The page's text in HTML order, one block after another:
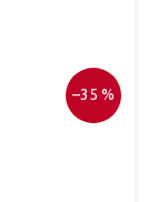
–35 %